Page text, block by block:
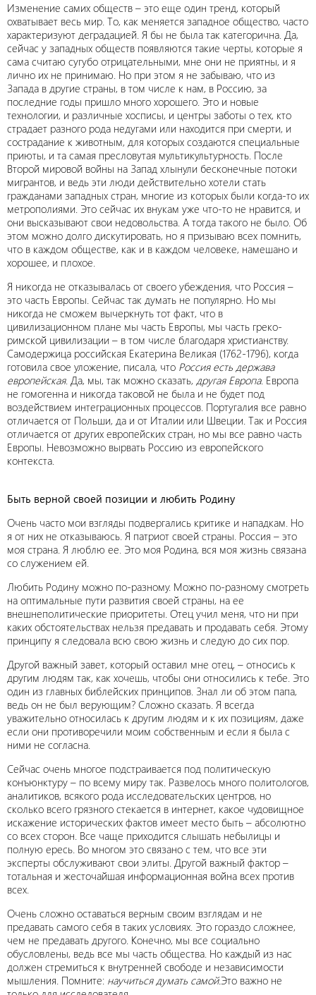
Изменение самих обществ – это еще один тренд, который
охватывает весь мир. То, как меняется западное общество, часто
характеризуют деградацией. Я бы не была так категорична. Да,
сейчас у западных обществ появляются такие черты, которые я
сама считаю сугубо отрицательными, мне они не приятны, и я
лично их не принимаю. Но при этом я не забываю, что из
Запада в другие страны, в том числе к нам, в Россию, за
последние годы пришло много хорошего. Это и новые
технологии, и различные хосписы, и центры заботы о тех, кто
страдает разного рода недугами или находится при смерти, и
сострадание к животным, для которых создаются специальные
приюты, и та самая пресловутая мультикультурность. После
Второй мировой войны на Запад хлынули бесконечные потоки
мигрантов, и ведь эти люди действительно хотели стать
гражданами западных стран, многие из которых были когда-то их
метрополиями. Это сейчас их внукам уже что-то не нравится, и
они высказывают свои недовольства. А тогда такого не было. Об
этом можно долго дискутировать, но я призываю всех помнить,
что в каждом обществе, как и в каждом человеке, намешано и
хорошее, и плохое.
Я никогда не отказывалась от своего убеждения, что Россия –
это часть Европы. Сейчас так думать не популярно. Но мы
никогда не сможем вычеркнуть тот факт, что в
цивилизационном плане мы часть Европы, мы часть греко-
римской цивилизации – в том числе благодаря христианству.
Самодержица российская Екатерина Великая (1762-1796), когда
готовила свое уложение, писала, что Россия есть держава
европейская. Да, мы, так можно сказать, другая Европа. Европа
не гомогенна и никогда таковой не была и не будет под
воздействием интеграционных процессов. Португалия все равно
отличается от Польши, да и от Италии или Швеции. Так и Россия
отличается от других европейских стран, но мы все равно часть
Европы. Невозможно вырвать Россию из европейского
контекста.
Быть верной своей позиции и любить Родину
Очень часто мои взгляды подвергались критике и нападкам. Но
я от них не отказываюсь. Я патриот своей страны. Россия – это
моя страна. Я люблю ее. Это моя Родина, вся моя жизнь связана
со служением ей.
Любить Родину можно по-разному. Можно по-разному смотреть
на оптимальные пути развития своей страны, на ее
внешнеполитические приоритеты. Отец учил меня, что ни при
каких обстоятельствах нельзя предавать и продавать себя. Этому
принципу я следовала всю свою жизнь и следую до сих пор.
Другой важный завет, который оставил мне отец, – относись к
другим людям так, как хочешь, чтобы они относились к тебе. Это
один из главных библейских принципов. Знал ли об этом папа,
ведь он не был верующим? Сложно сказать. Я всегда
уважительно относилась к другим людям и к их позициям, даже
если они противоречили моим собственным и если я была с
ними не согласна.
Сейчас очень многое подстраивается под политическую
конъюнктуру – по всему миру так. Развелось много политологов,
аналитиков, всякого рода исследовательских центров, но
сколько всего грязного стекается в интернет, какое чудовищное
искажение исторических фактов имеет место быть – абсолютно
со всех сторон. Все чаще приходится слышать небылицы и
полную ересь. Во многом это связано с тем, что все эти
эксперты обслуживают свои элиты. Другой важный фактор –
тотальная и жесточайшая информационная война всех против
всех.
Очень сложно оставаться верным своим взглядам и не
предавать самого себя в таких условиях. Это гораздо сложнее,
чем не предавать другого. Конечно, мы все социально
обусловлены, ведь все мы часть общества. Но каждый из нас
должен стремиться к внутренней свободе и независимости
мышления. Помните: научиться думать самой.Это важно не